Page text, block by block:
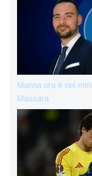
Manna ora è nel
Massara